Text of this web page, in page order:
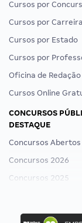
Cursos por
Cursos por Carreira
Cursos por Estado
Cursos por
Oficina de Redação
Cursos Online
CONCURSOS
DESTAQUE
Concursos Abertos
Concursos 2026
Concursos 2025
Concurso Ibama